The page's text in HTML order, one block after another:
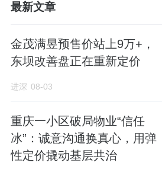
最新文章
金茂满昱预售价站上9万+，
东坝改善盘正在重新定价
进深 08-03
重庆一小区破局物业“信任
冰”：诚意沟通换真心，用弹
性定价撬动基层共治